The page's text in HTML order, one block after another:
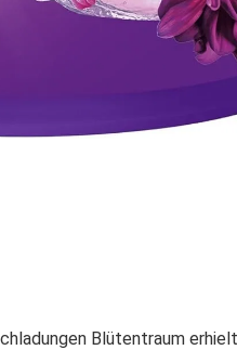
Blütentraum